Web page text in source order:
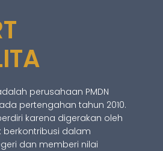
perusahaan PMDN
pertengahan tahun 2010.
karena digerakan oleh
dalam
dan memberi nilai